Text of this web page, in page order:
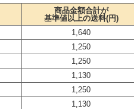
商品金額合計が
基準値以上の送料(円)
1,640
1,250
1,250
1,130
1,250
1,130